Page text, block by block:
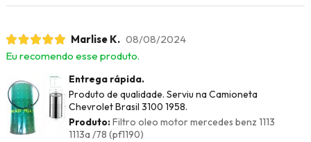
Marlise K. 08/08/2024
Eu recomendo esse produto.
Entrega rápida.
Produto de qualidade. Serviu na Camioneta
Chevrolet Brasil 3100 1958.
Produto:Filtro oleo motor mercedes benz 1113
1113a /78 (pf1190)